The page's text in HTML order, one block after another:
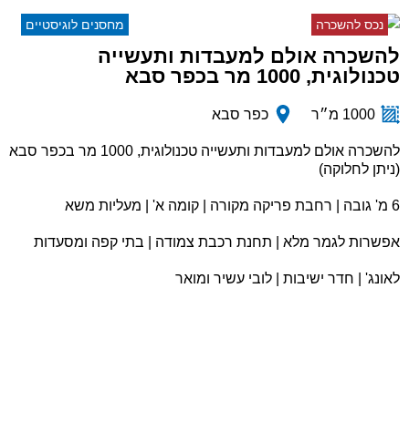
מחסנים לוגיסטיים נכס להשכרה
להשכרה אולם למעבדות ותעשייה
טכנולוגית, 1000 מר בכפר סבא
1000 מ״ר כפר סבא
להשכרה אולם למעבדות ותעשייה טכנולוגית, 1000 מר בכפר סבא
(ניתן לחלוקה)
6 מ' גובה | רחבת פריקה מקורה | קומה א' | מעליות משא
אפשרות לגמר מלא | תחנת רכבת צמודה | בתי קפה ומסעדות
לאונג' | חדר ישיבות | לובי עשיר ומואר